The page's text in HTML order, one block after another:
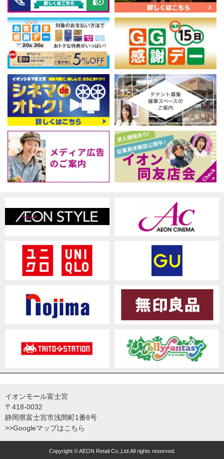
イオンモール富士宮
〒418-0032
静岡県富士宮市浅間町1番8号
>>Googleマップはこちら
Copyright © AEON Retail Co.,Ltd.All rights reserved.